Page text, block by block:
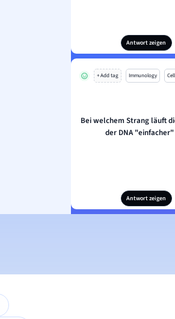
Antwort zeigen
+ Add tag Immunology
Bei welchem Strang läuft
der DNA "einfacher"
Antwort zeigen